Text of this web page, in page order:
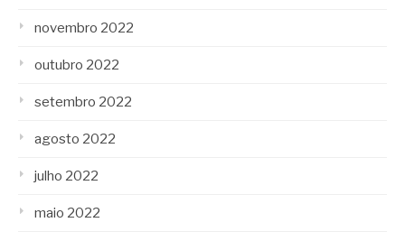
novembro 2022
outubro 2022
setembro 2022
agosto 2022
julho 2022
maio 2022